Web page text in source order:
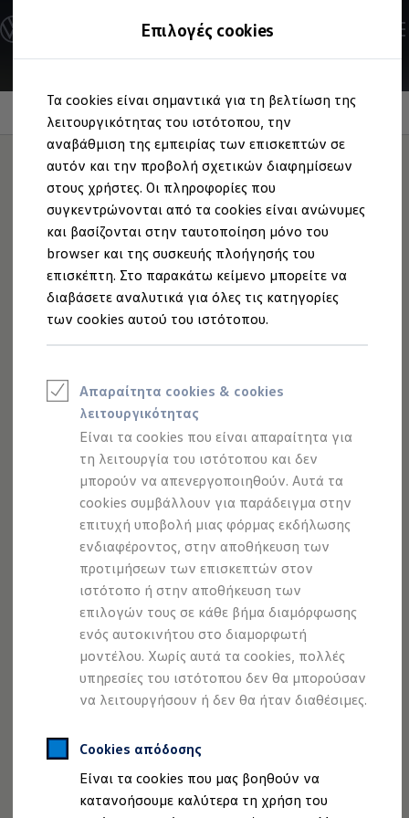
Επιλογές cookies
Τα cookies είναι σημαντικά για τη βελτίωση της
λειτουργικότητας του ιστότοπου, την
αναβάθμιση της εμπειρίας των επισκεπτών σε
αυτόν και την προβολή σχετικών διαφημίσεων
στους χρήστες. Οι πληροφορίες που
συγκεντρώνονται από τα cookies είναι ανώνυμες
και βασίζονται στην ταυτοποίηση μόνο του
browser και της συσκευής πλοήγησής του
επισκέπτη. Στο παρακάτω κείμενο μπορείτε να
διαβάσετε αναλυτικά για όλες τις κατηγορίες
των cookies αυτού του ιστότοπου.
Απαραίτητα cookies & cookies
λειτουργικότητας
Είναι τα cookies που είναι απαραίτητα για
τη λειτουργία του ιστότοπου και δεν
μπορούν να απενεργοποιηθούν. Αυτά τα
cookies συμβάλλουν για παράδειγμα στην
επιτυχή υποβολή μιας φόρμας εκδήλωσης
ενδιαφέροντος, στην αποθήκευση των
προτιμήσεων των επισκεπτών στον
ιστότοπο ή στην αποθήκευση των
επιλογών τους σε κάθε βήμα διαμόρφωσης
ενός αυτοκινήτου στο διαμορφωτή
μοντέλου. Χωρίς αυτά τα cookies, πολλές
υπηρεσίες του ιστότοπου δεν θα μπορούσαν
να λειτουργήσουν ή δεν θα ήταν διαθέσιμες.
Cookies απόδοσης
Είναι τα cookies που μας βοηθούν να
κατανοήσουμε καλύτερα τη χρήση του
στο
περιεχόμενο
στο
footer
Ανακαλύψτε τα Μοντέλα
Διαμορφώστε το Volkswagen σας
Επαγγελματικά Οχήματα Volkswagen
Ηλεκτρικά & eHybrid μοντέλα
Ηλεκτρικά μοντέλα
ID.3 Neo
Νέο ID. Polo
ID.4
ID.4 GTX
ID.5
ID.5 GTX
ID.7
ID.7 GTX
ID. Buzz
ID. Buzz Cargo
ID. CROSS
eHybrid μοντέλα
Golf GTE
Νέο Tayron ehybrid
e-Tools για ηλεκτρικά αυτοκίνητα
Προσομοιωτής αυτονομίας
Προσομοιωτής χρόνου φόρτισης
Προσομοιωτής κόστους φόρτισης
ID. Ενημερώσεις λογισμικού
We Charge - Υπηρεσία Φόρτισης
Εύρεση δημόσιων σημείων φόρτισης
ID. Charger
Ενημέρωση ID.
Πλατφόρμα MEB
Μύθοι & Αλήθειες για την ηλεκτροκίνηση
Πού μπορώ να φορτίσω;
Πόσο μακριά μπορώ να φτάσω;
Πώς μπορώ να πληρώσω;
Πώς μπορώ να φορτίσω;
Η αντλία θερμότητας στα ID.
Η λειτουργία ανάκτησης ενέργειας κατά την
Το σύστημα πέδησης στα ID.
Διαθέσιμα νέα και μεταχειρισμένα αυτοκίνητα
Διαθέσιμα νέα αυτοκίνητα
Χρηματοδότηση και Leasing
Volkswagen Easy Living
Χρηματοδότηση Auto Credit
Χρηματοδότηση Classic Credit
Καινοτόμες Τεχνολογίες
IQ. LIGHT
Φωτίζει,εκεί που
πραγματικά χρειάζεται